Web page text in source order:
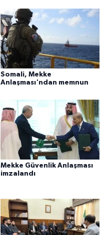
Somali, Mekke
Anlaşması'ndan memnun
Mekke Güvenlik Anlaşması
imzalandı